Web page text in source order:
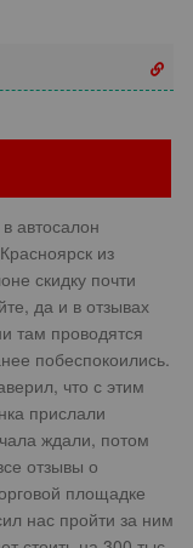
автосалон
из
скидку почти
да и в отзывах
там проводятся
побеспокоились.
что с этим
прислали
ждали, потом
отзывы о
площадке
нас пройти за ним